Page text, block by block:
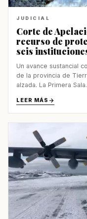
JUDICIAL
Corte de
recurso de
seis
Un avance sustancial
de la provincia de
alzada. La Primera
LEER MÁS